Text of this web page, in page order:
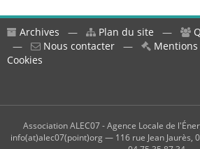
Archives — Plan du site —
—
Nous contacter — Mentions
Cookies
Association ALEC07 - Agence Locale de
info(at)alec07(point)org — 116 rue Jean Jaurès,